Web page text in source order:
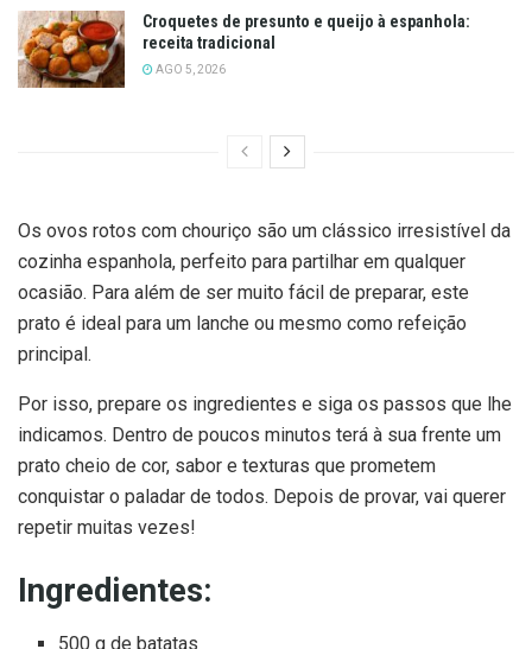
Croquetes de presunto e queijo à espanhola:
receita tradicional
AGO 5, 2026
Os ovos rotos com chouriço são um clássico irresistível da
cozinha espanhola, perfeito para partilhar em qualquer
ocasião. Para além de ser muito fácil de preparar, este
prato é ideal para um lanche ou mesmo como refeição
principal.
Por isso, prepare os ingredientes e siga os passos que lhe
indicamos. Dentro de poucos minutos terá à sua frente um
prato cheio de cor, sabor e texturas que prometem
conquistar o paladar de todos. Depois de provar, vai querer
repetir muitas vezes!
Ingredientes:
500 g de batatas